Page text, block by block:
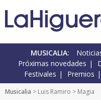
MUSICALIA:
Próximas novedades
Festivales
Premios
Musicalia > Luis Ramiro > Magia